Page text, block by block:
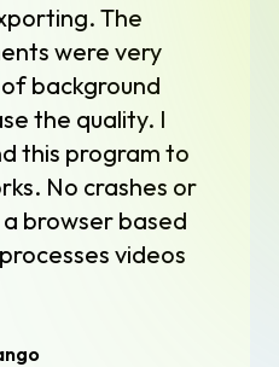
The
were very
background
the quality. I
this program to
No crashes or
browser based
videos